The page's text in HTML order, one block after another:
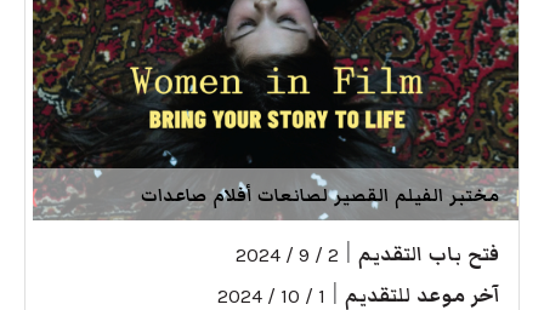
مختبر الفيلم القصير لصانعات أفلام صاعدات
فتح باب التقديم 2 / 9 / 2024
آخر موعد للتقديم 1 / 10 / 2024